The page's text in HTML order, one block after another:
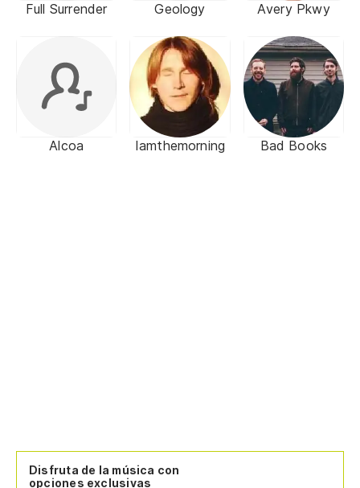
Full Surrender Geology Avery Pkwy
Alcoa Iamthemorning Bad Books
Disfruta de la música con
opciones exclusivas